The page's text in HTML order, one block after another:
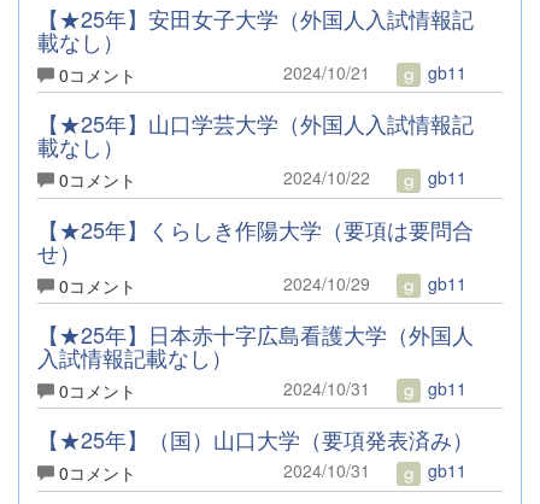
【★25年】安田女子大学（外国人入試情報記
載なし）
0コメント 2024/10/21 gb11
【★25年】山口学芸大学（外国人入試情報記
載なし）
0コメント 2024/10/22 gb11
【★25年】くらしき作陽大学（要項は要問合
せ）
0コメント 2024/10/29 gb11
【★25年】日本赤十字広島看護大学（外国人
入試情報記載なし）
0コメント 2024/10/31 gb11
【★25年】（国）山口大学（要項発表済み）
0コメント 2024/10/31 gb11